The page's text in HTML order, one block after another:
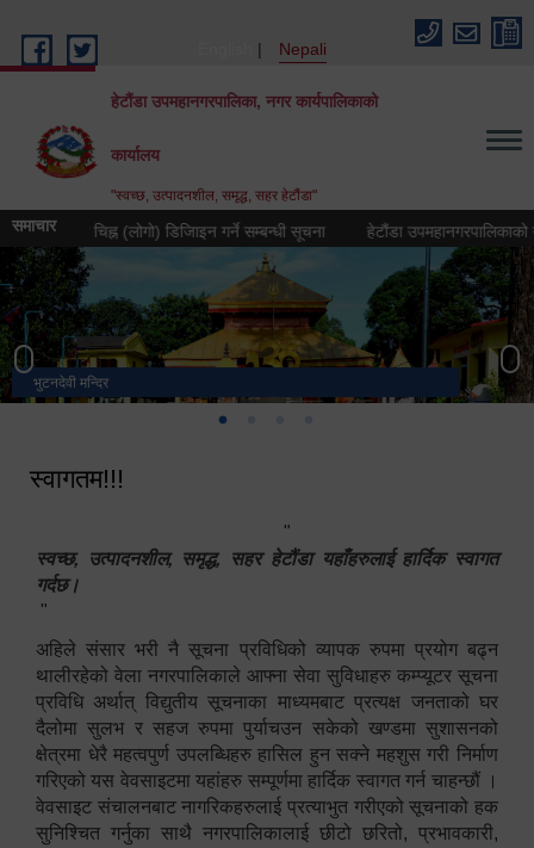
Nepali
हेटौंडा उपमहानगरपालिका, नगर कार्यपालिकाको
कार्यालय
"स्वच्छ, उत्पादनशील, समृद्ध, सहर हेटौंडा"
समाचारचिह्न (लोगो) डिजिाइन गर्ने सम्बन्धी सूचना हेटौंडा उपमहानगरपालिकाको नगर
भुटनदेवी मन्दिर
स्मारक
हेटौंडा उपमहानगरपालिका नगर कार्यपालिकाको कार्यालय
मनकामना डाँडाबाट देखिएको दृश्य
स्वागतम!!!
"
स्वच्छ, उत्पादनशील, समृद्ध, सहर हेटौंडा यहाँहरुलाई हार्दिक स्वागत
गर्दछ।
"
अहिले संसार भरी नै सूचना प्रविधिको व्यापक रुपमा प्रयोग बढ्न
थालीरहेको वेला नगरपालिकाले आफ्ना सेवा सुविधाहरु कम्प्यूटर सूचना
प्रविधि अर्थात् विद्युतीय सूचनाका माध्यमबाट प्रत्यक्ष जनताको घर
दैलोमा सुलभ र सहज रुपमा पुर्याचउन सकेको खण्डमा सुशासनको
क्षेत्रमा धेरै महत्वपुर्ण उपलब्धिहरु हासिल हुन सक्ने महशुस गरी निर्माण
गरिएको यस वेवसाइटमा यहांहरु सम्पूर्णमा हार्दिक स्वागत गर्न चाहन्छौं ।
वेवसाइट संचालनबाट नागरिकहरुलाई प्रत्याभुत गरीएको सूचनाको हक
सुनिश्चित गर्नुका साथै नगरपालिकालाई छीटो छरितो, प्रभावकारी,